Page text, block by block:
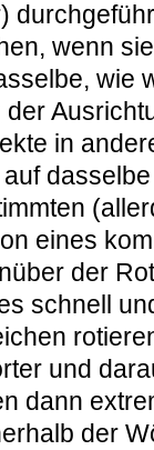
wenn
wie
in
eines
der
schnell
und
dann
der